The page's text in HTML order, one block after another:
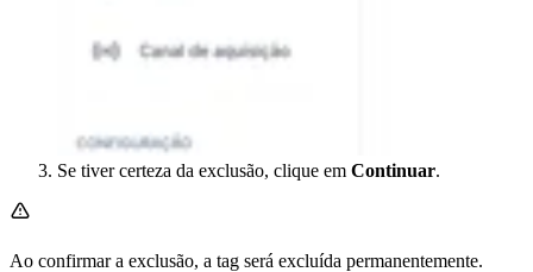
Se tiver certeza da exclusão, clique em Continuar.
Ao confirmar a exclusão, a tag será excluída permanentemente.